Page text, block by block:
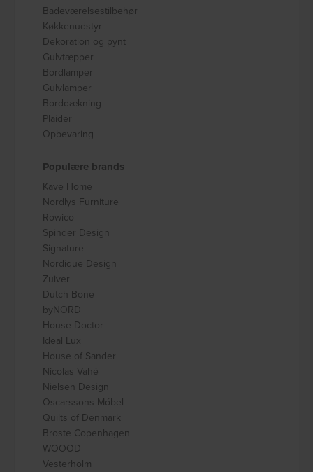
Badeværelsestilbehør
Køkkenudstyr
Dekoration og pynt
Gulvtæpper
Bordlamper
Gulvlamper
Borddækning
Plaider
Opbevaring
Populære brands
Kave Home
Nordlys Furniture
Rowico
Spinder Design
Signature
Nordique Design
Zuiver
Dutch Bone
byNORD
House Doctor
Ideal Lux
House of Sander
Nicolas Vahé
Nielsen Design
Oscarssons Móbel
Quilts of Denmark
Broste Copenhagen
WOOOD
Vesterholm